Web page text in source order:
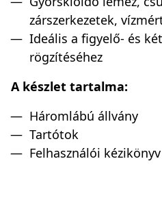
zárszerkezetek,
Ideális a figyelő- és
rögzítéséhez
A készlet tartalma:
Háromlábú állvány
Tartótok
Felhasználói